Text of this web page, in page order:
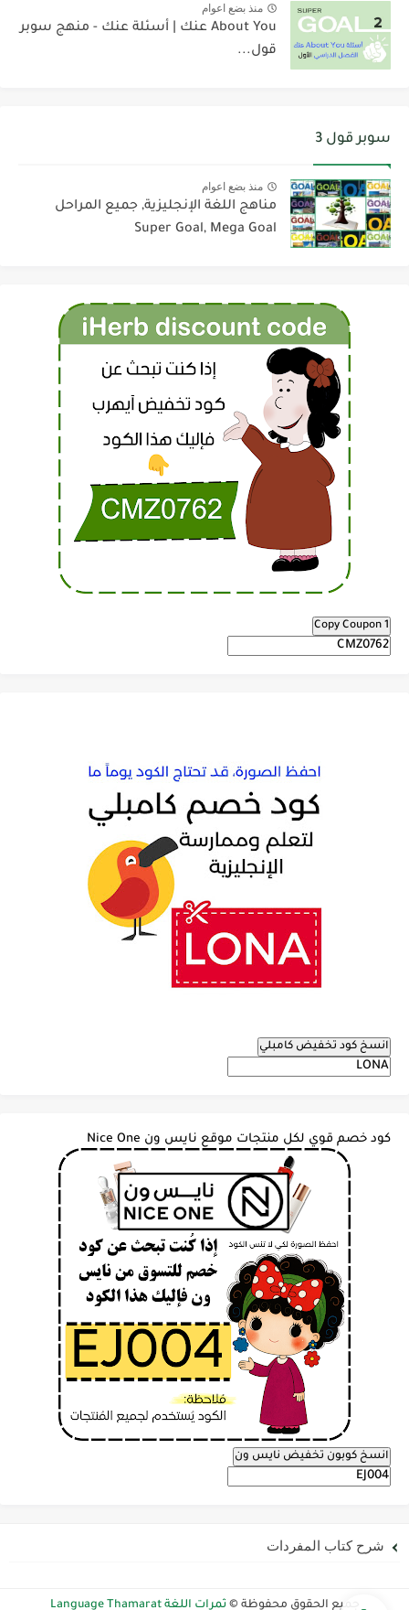
منذ بضع اعوام
About You عنك | أسئلة عنك - منهج سوبر
قول...
سوبر قول 3
منذ بضع اعوام
مناهج اللغة الإنجليزية, جميع المراحل
Super Goal, Mega Goal
Copy Coupon 1
انسخ كود تخفيض كامبلي
كود خصم قوي لكل منتجات موقع نايس ون Nice One
انسخ كوبون تخفيض نايس ون
شرح كتاب المفردات
جميع الحقوق محفوظة © ثمرات اللغة Language Thamarat